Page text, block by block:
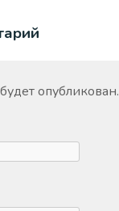
опубликован.